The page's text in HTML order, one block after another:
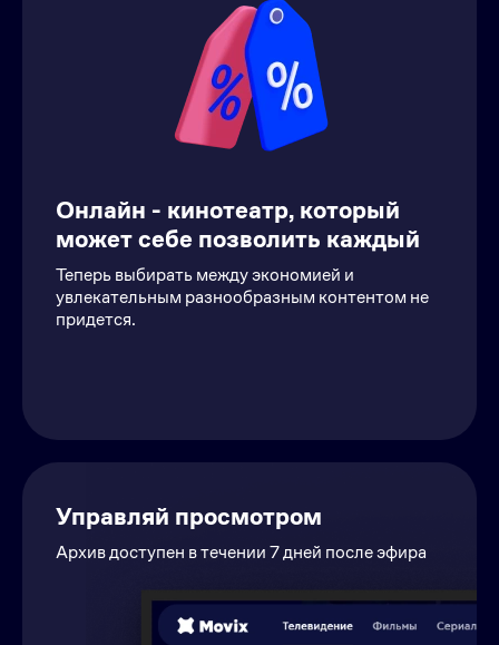
Онлайн - кинотеатр, который
может себе позволить каждый
Теперь выбирать между экономией и
увлекательным разнообразным контентом не
придется.
Управляй просмотром
Архив доступен в течении 7 дней после эфира